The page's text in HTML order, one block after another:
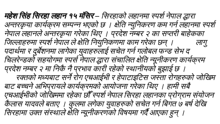
महेश सिंह सिरहा लहान १५ मंसिर – सिरहाको लहानमा स्पर्श नेपाल द्धारा
अन्तरकृया कार्यक्रम सम्पन्न भएको छ । क्षेति न्युनिकरण कम गर्न लहानमा स्पर्श
नेपाल लहानले अन्तरकृया गरेका थिए । प्रदेश नम्बर २ का सप्तरी बाहेकका
जिल्लाहरुमा स्पर्श नेपाल ले क्षेति नियुनिकणमा काम गरेका छन् । लागु
पदार्थमा र दुर्बेशनमा लागेका युवाहरुलाई सचेत गर्न गलोबल फन्ड सेभ द
चिलरेन्डको सहयोगमा स्पर्स नेपाल द्धारा संचालित क्षेति न्यूनीकरण कार्यक्रम
प्रदेश नम्बर २ मा निकै नै प्रभाव कारी रहेको स्थानीयको बुझाई छ ।
रक्तको मध्यबाट सर्ने रोग एचआईभी र हेपाटाइटिस जस्ता रोगहरुको जोखिम
बाट बच्चने अभिप्रायले कार्यक्रमको आयोजना गरेका थिए । हामी सबै
एचआईभीको जोखिममा रहेका छौँ स्पर्श नेपाल सिरहा लहानका प्रोग्राम संयोजन
कैलास यादवले बताए । कुलमा लगेका युवाहरुको सचेत गर्न बिगत ७ बर्ष देखि
सिरहामा उक्त संस्थाले क्षेति न्यूनीकरणको विषयमा गर्दै आएका हुन् ।